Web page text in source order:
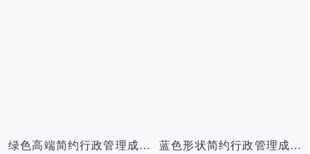
绿色高端简约行政管理成套个人简历Word模板
蓝色形状简约行政管理成套个人简历Word模板